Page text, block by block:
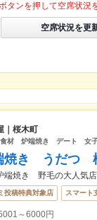
タンを押して空席状況
空席状況を更
｜桜木町
食材 炉端焼き デート
焼き うだつ
端焼き 野毛の大人気店
投稿特典対象店 スマート
～6000円